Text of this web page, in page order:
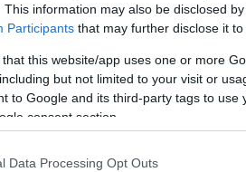
This information may also be disclosed
Participants that may further disclose it
that this website/app uses one or more
but not limited to your visit or
to Google and its third-party tags to
consent section.
Data Processing Opt Outs